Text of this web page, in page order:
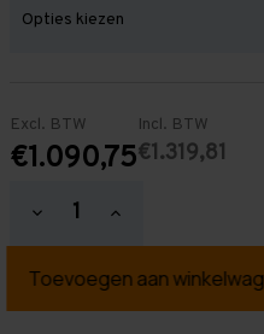
Excl. BTW
€1.090,75
Incl. BTW
€1.319,81
Hoeveelheid
verlagen
Grootvakstelling
mm
Hoeveelheid
verhogen
Grootvakstelling
mm